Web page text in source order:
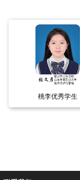
桃李优秀学生